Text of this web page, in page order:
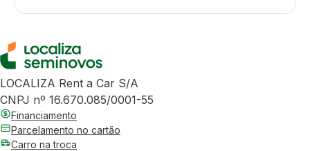
LOCALIZA Rent a Car S/A
CNPJ nº 16.670.085/0001-55
Financiamento
Parcelamento no cartão
Carro na troca